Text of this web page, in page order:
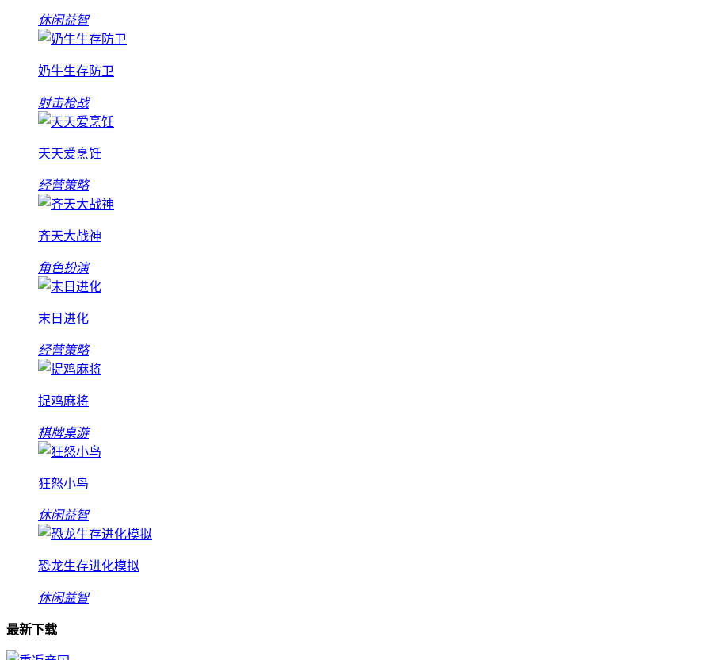
休闲益智
奶牛生存防卫
射击枪战
天天爱烹饪
经营策略
齐天大战神
角色扮演
末日进化
经营策略
捉鸡麻将
棋牌桌游
狂怒小鸟
休闲益智
恐龙生存进化模拟
休闲益智
最新下载